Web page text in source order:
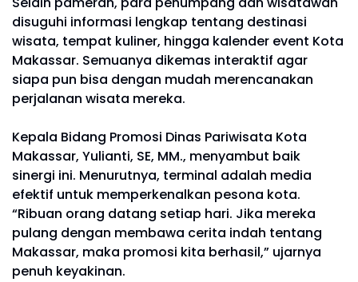
disuguhi informasi lengkap tentang destinasi
wisata, tempat kuliner, hingga kalender event Kota
Makassar. Semuanya dikemas interaktif agar
siapa pun bisa dengan mudah merencanakan
perjalanan wisata mereka.
Kepala Bidang Promosi Dinas Pariwisata Kota
Makassar, Yulianti, SE, MM., menyambut baik
sinergi ini. Menurutnya, terminal adalah media
efektif untuk memperkenalkan pesona kota.
“Ribuan orang datang setiap hari. Jika mereka
pulang dengan membawa cerita indah tentang
Makassar, maka promosi kita berhasil,” ujarnya
penuh keyakinan.